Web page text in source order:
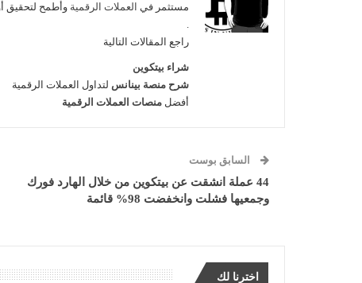
مستثمر في العملات الرقمية وأطمح لتحقيق
.
راجع المقالات التالية
شراء بيتكوين
شرح منصة بينانس لتداول العملات الرقمية
أفضل منصات العملات الرقمية
السابق بوست
44 عملة انشقت عن بيتكوين من خلال الهارد فورك
وجمعيها فشلت وانخفضت 98% قائمة
اخترنا لك